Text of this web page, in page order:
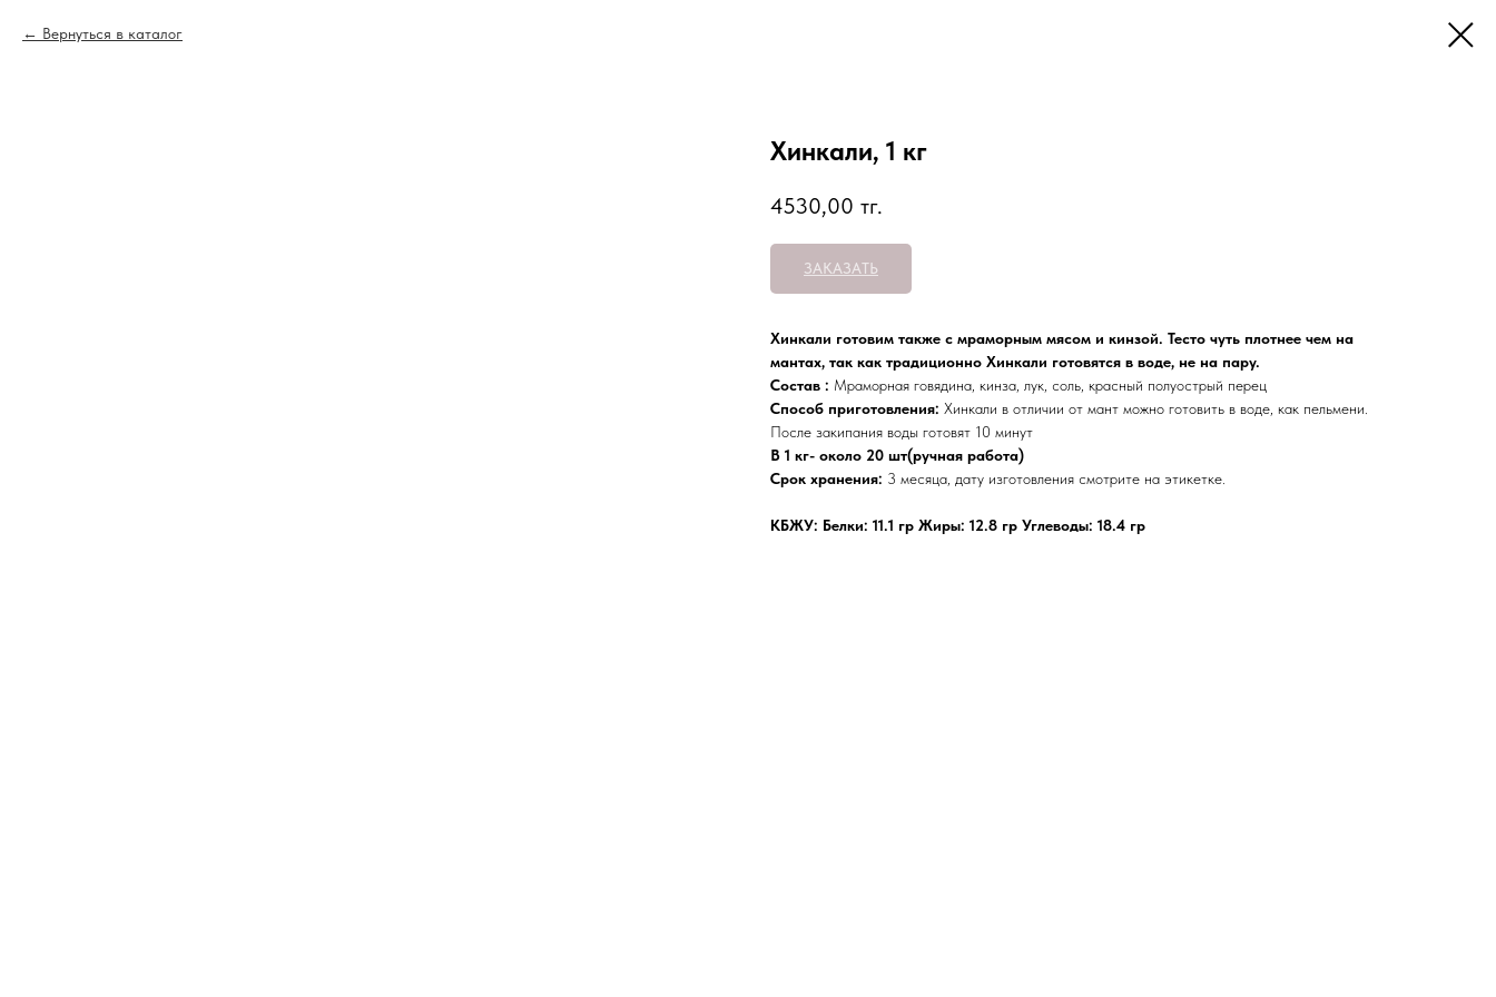
Вернуться в каталог
Хинкали, 1 кг
4530,00 тг.
ЗАКАЗАТЬ
Хинкали готовим также с мраморным мясом и кинзой. Тесто чуть плотнее чем на
мантах, так как традиционно Хинкали готовятся в воде, не на пару.
Состав : Мраморная говядина, кинза, лук, соль, красный полуострый перец
Способ приготовления: Хинкали в отличии от мант можно готовить в воде, как пельмени.
После закипания воды готовят 10 минут
В 1 кг- около 20 шт(ручная работа)
Срок хранения: 3 месяца, дату изготовления смотрите на этикетке.
КБЖУ: Белки: 11.1 гр Жиры: 12.8 гр Углеводы: 18.4 гр